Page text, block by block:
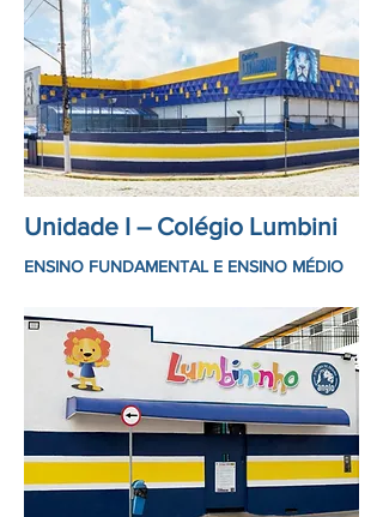
Unidade I – Colégio Lumbini
ENSINO FUNDAMENTAL E ENSINO MÉDIO